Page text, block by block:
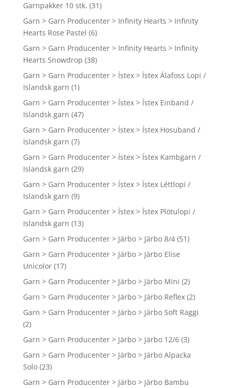
Garnpakker 10 stk. (31)
Garn > Garn Producenter > Infinity Hearts > Infinity
Hearts Rose Pastel (6)
Garn > Garn Producenter > Infinity Hearts > Infinity
Hearts Snowdrop (38)
Garn > Garn Producenter > Ístex > Ístex Álafoss Lopi /
Islandsk garn (1)
Garn > Garn Producenter > Ístex > Ístex Einband /
Islandsk garn (47)
Garn > Garn Producenter > Ístex > Ístex Hosuband /
Islandsk garn (7)
Garn > Garn Producenter > Ístex > Ístex Kambgarn /
Islandsk garn (29)
Garn > Garn Producenter > Ístex > Ístex Léttlopi /
Islandsk garn (9)
Garn > Garn Producenter > Ístex > Ístex Plötulopi /
Islandsk garn (13)
Garn > Garn Producenter > Järbo > Järbo 8/4 (51)
Garn > Garn Producenter > Järbo > Järbo Elise
Unicolor (17)
Garn > Garn Producenter > Järbo > Järbo Mini (2)
Garn > Garn Producenter > Järbo > Järbo Reflex (2)
Garn > Garn Producenter > Järbo > Järbo Soft Raggi
(2)
Garn > Garn Producenter > Järbo > Järbo 12/6 (3)
Garn > Garn Producenter > Järbo > Järbo Alpacka
Solo (23)
Garn > Garn Producenter > Järbo > Järbo Bambu